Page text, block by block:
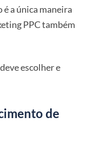
é a única maneira
PPC também
escolher e
de